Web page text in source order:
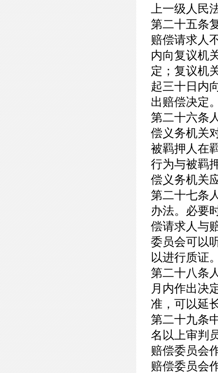
上一级人民
第二十五条
赔偿请求人
内向复议机
定；复议机
起三十日内
出赔偿决定
第二十六条
偿义务机关
被羁押人在
行为与被羁
偿义务机关
第二十七条
办法。必要
偿请求人与
委员会可以
以进行质证
第二十八条
月内作出决
准，可以延
第二十九条
名以上审判
赔偿委员会
赔偿委员会